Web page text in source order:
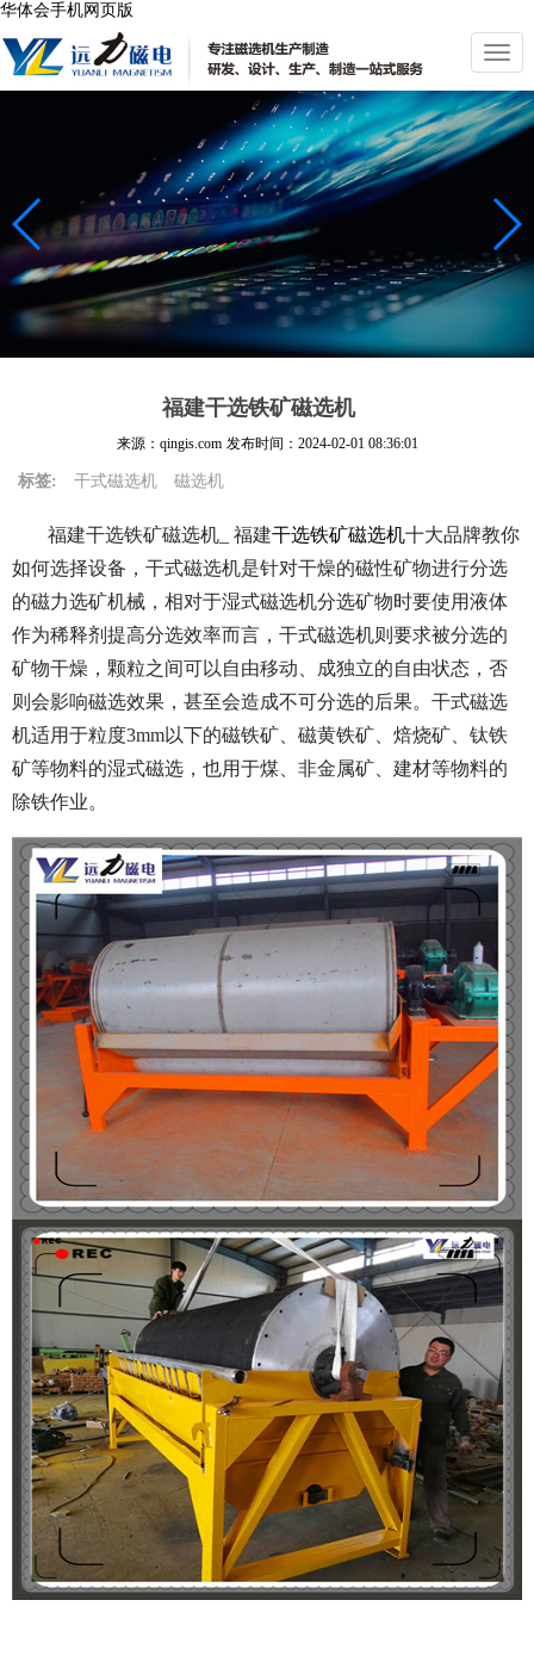
华体会手机网页版
切
换
导
航
福建干选铁矿磁选机
来源：qingis.com 发布时间： 2024-02-01 08:36:01
标签: 干式磁选机 磁选机
福建干选铁矿磁选机_ 福建干选铁矿磁选机十大品牌教你
如何选择设备，干式磁选机是针对干燥的磁性矿物进行分选
的磁力选矿机械，相对于湿式磁选机分选矿物时要使用液体
作为稀释剂提高分选效率而言，干式磁选机则要求被分选的
矿物干燥，颗粒之间可以自由移动、成独立的自由状态，否
则会影响磁选效果，甚至会造成不可分选的后果。干式磁选
机适用于粒度3mm以下的磁铁矿、磁黄铁矿、焙烧矿、钛铁
矿等物料的湿式磁选，也用于煤、非金属矿、建材等物料的
除铁作业。